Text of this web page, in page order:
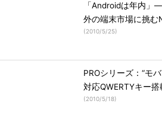
「Androidは年内
外の端末市場に挑む
(2010/5/25)
PROシリーズ：“モ
対応QWERTYキー
(2010/5/18)